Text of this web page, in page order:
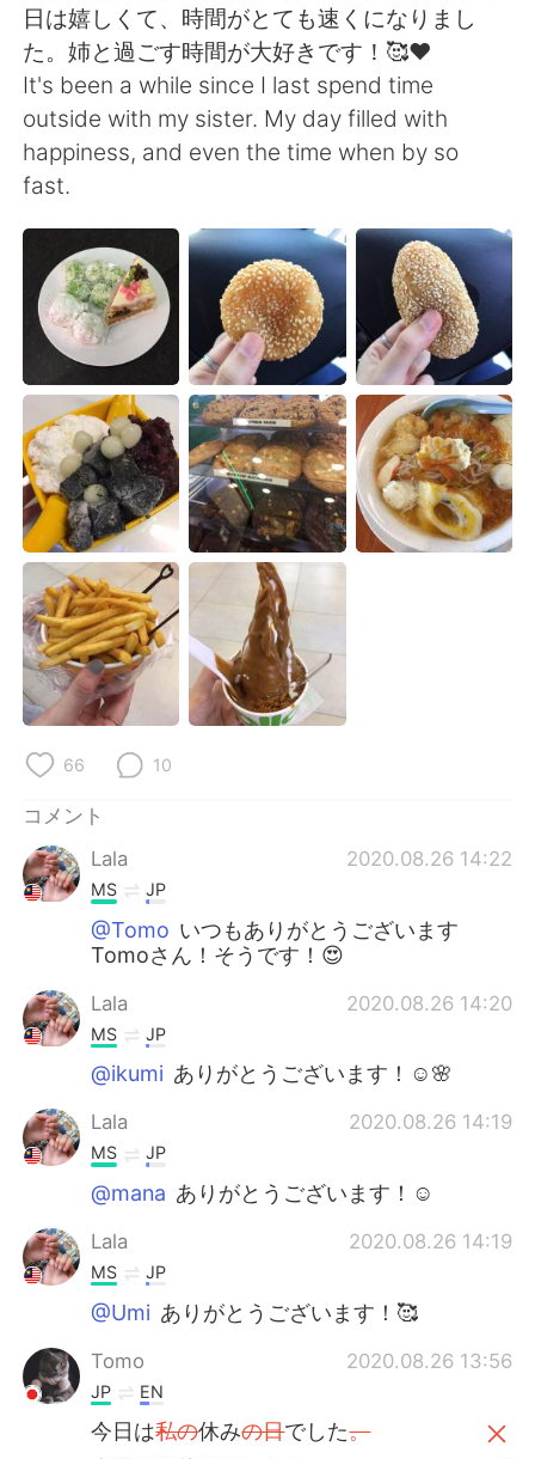
日は嬉しくて、時間がとても速くになりまし
た。姉と過ごす時間が大好きです！🥰❤️
It's been a while since I last spend time
outside with my sister. My day filled with
happiness, and even the time when by so
fast.
66 10
コメント
Lala
2020.08.26 14:22
MS JP
@Tomo いつもありがとうございます
Tomoさん！そうです！😍
Lala 2020.08.26 14:20
MS JP
@ikumi ありがとうございます！☺️🌸
Lala 2020.08.26 14:19
MS JP
@mana ありがとうございます！☺️
Lala 2020.08.26 14:19
MS JP
@Umi ありがとうございます！🥰
Tomo 2020.08.26 13:56
JP EN
今日は私の休みの日でした。